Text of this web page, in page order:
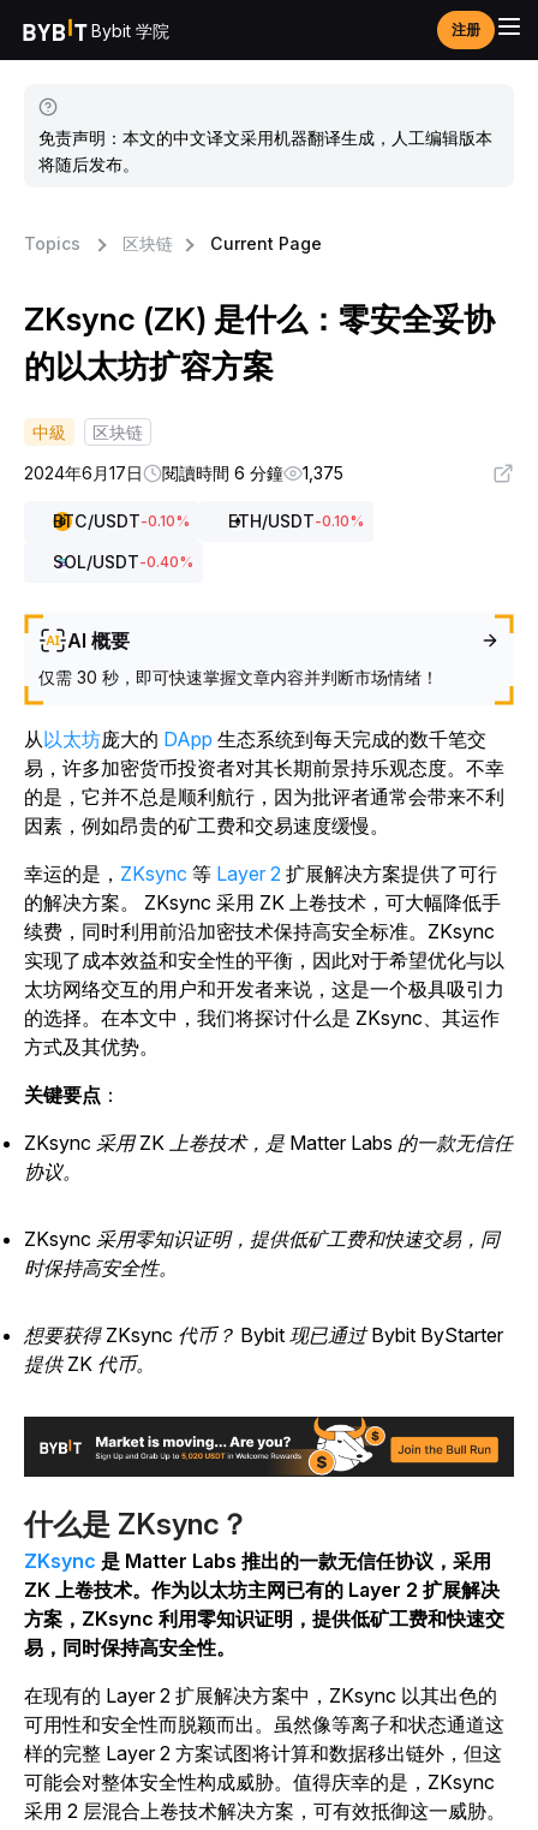
Bybit 学院 注册
免责声明：本文的中文译文采用机器翻译生成，人工编辑版本
将随后发布。
Topics 区块链 Current Page
ZKsync (ZK) 是什么：零安全妥协
的以太坊扩容方案
中級
区块链
2024年6月17日
閱讀時間 6 分鐘 1,375
BTC/USDT-0.10% ETH/USDT-0.10%
SOL/USDT-0.40%
AI 概要
仅需 30 秒，即可快速掌握文章内容并判断市场情绪！
从以太坊庞大的 DApp 生态系统到每天完成的数千笔交
易，许多加密货币投资者对其长期前景持乐观态度。不幸
的是，它并不总是顺利航行，因为批评者通常会带来不利
因素，例如昂贵的矿工费和交易速度缓慢。
幸运的是， ZKsync 等 Layer 2 扩展解决方案提供了可行
的解决方案。 ZKsync 采用 ZK 上卷技术，可大幅降低手
续费，同时利用前沿加密技术保持高安全标准。ZKsync
实现了成本效益和安全性的平衡，因此对于希望优化与以
太坊网络交互的用户和开发者来说，这是一个极具吸引力
的选择。在本文中，我们将探讨什么是 ZKsync、其运作
方式及其优势。
关键要点 ：
ZKsync 采用 ZK 上卷技术，是 Matter Labs 的一款无信任
协议。
ZKsync 采用零知识证明，提供低矿工费和快速交易，同
时保持高安全性。
想要获得 ZKsync 代币？ Bybit 现已通过 Bybit ByStarter
提供 ZK 代币。
什么是 ZKsync？
ZKsync 是 Matter Labs 推出的一款无信任协议，采用
ZK 上卷技术。 作为以太坊主网已有的 Layer 2 扩展解决
方案，ZKsync 利用零知识证明，提供低矿工费和快速交
易，同时保持高安全性。
在现有的 Layer 2 扩展解决方案中，ZKsync 以其出色的
可用性和安全性而脱颖而出。虽然像等离子和状态通道这
样的完整 Layer 2 方案试图将计算和数据移出链外，但这
可能会对整体安全性构成威胁。值得庆幸的是，ZKsync
采用 2 层混合上卷技术解决方案，可有效抵御这一威胁。